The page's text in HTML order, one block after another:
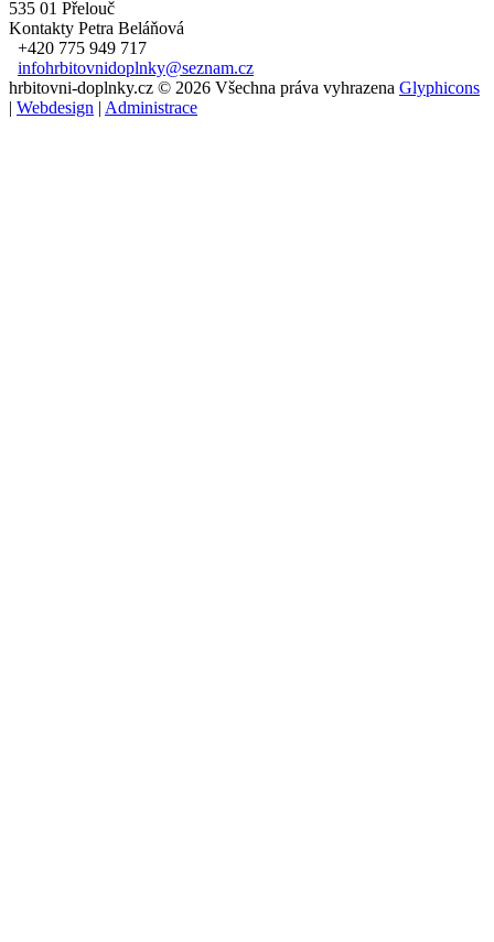
535 01 Přelouč
Kontakty Petra Beláňová
+420 775 949 717
infohrbitovnidoplnky@seznam.cz
hrbitovni-doplnky.cz © 2026 Všechna práva vyhrazena Glyphicons
| Webdesign | Administrace